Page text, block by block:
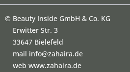
© Beauty Inside GmbH & Co. KG
Erwitter Str. 3
33647 Bielefeld
mail info@zahaira.de
web www.zahaira.de